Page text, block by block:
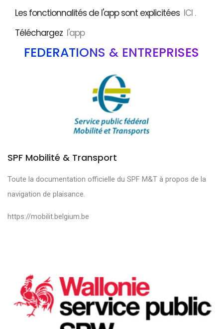
Les fonctionnalités de l'app sont explicitées ICI .
Téléchargez l'app
SPF Mobilité & Transport
Toute la documentation officielle du SPF M&T à propos de la
navigation de plaisance.
https://mobilit.belgium.be
FÉDÉRATIONS & ENTREPRISES